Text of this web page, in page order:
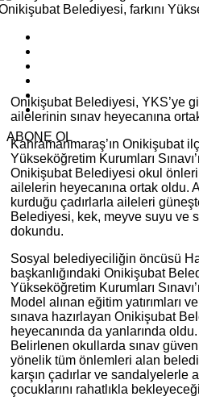
ABONE OL
Onikişubat Belediyesi, YKS’ye
ailelerinin sınav heyecanına
Kahramanmaraş’ın Onikişubat
Yükseköğretim Kurumları
Onikişubat Belediyesi okul
ailelerin heyecanına ortak oldu.
kurduğu çadırlarla aileleri
Belediyesi, kek, meyve suyu ve
dokundu.
Sosyal belediyeciliğin öncüsü
başkanlığındaki Onikişubat
Yükseköğretim Kurumları
Model alınan eğitim yatırımları
sınava hazırlayan Onikişubat
heyecanında da yanlarında oldu.
Belirlenen okullarda sınav
yönelik tüm önlemleri alan
karşın çadırlar ve sandalyelerle
çocuklarını rahatlıkla